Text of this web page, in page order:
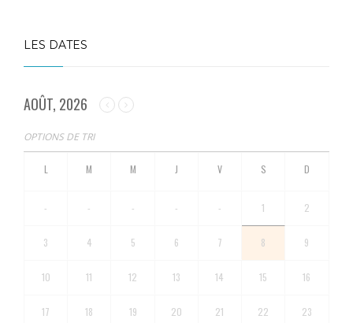
LES DATES
AOÛT, 2026
OPTIONS DE TRI
- - - - - 1 2
3 4 5 6 7 8 9
10 11 12 13 14 15 16
17 18 19 20 21 22 23